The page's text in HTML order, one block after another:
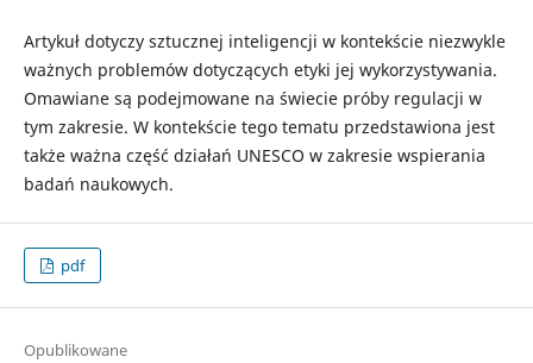
Artykuł dotyczy sztucznej inteligencji w kontekście niezwykle
ważnych problemów dotyczących etyki jej wykorzystywania.
Omawiane są podejmowane na świecie próby regulacji w
tym zakresie. W kontekście tego tematu przedstawiona jest
także ważna część działań UNESCO w zakresie wspierania
badań naukowych.
pdf
Opublikowane